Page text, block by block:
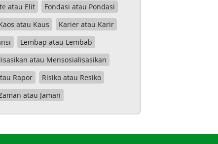
atau Elit
Fondasi atau Pondasi
atau Kaus
Karier atau Karir
Lembap atau Lembab
atau Mensosialisasikan
Rapor
Risiko atau Resiko
atau Jaman